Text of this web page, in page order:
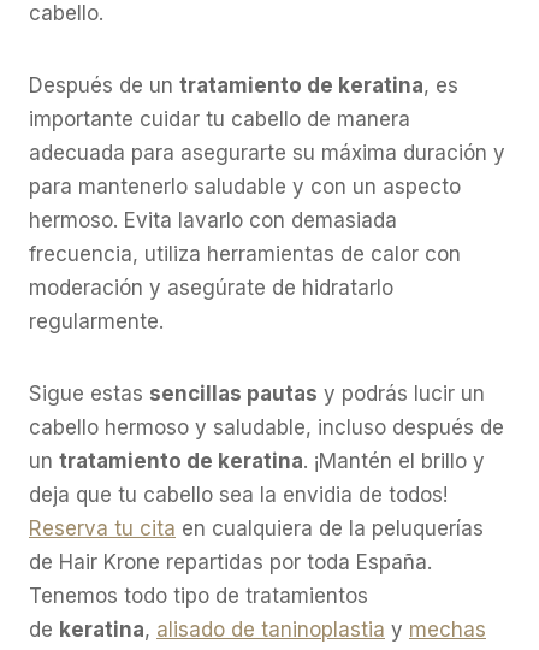
cabello.
Después de un tratamiento de keratina, es
importante cuidar tu cabello de manera
adecuada para asegurarte su máxima duración y
para mantenerlo saludable y con un aspecto
hermoso. Evita lavarlo con demasiada
frecuencia, utiliza herramientas de calor con
moderación y asegúrate de hidratarlo
regularmente.
Sigue estas sencillas pautas y podrás lucir un
cabello hermoso y saludable, incluso después de
un tratamiento de keratina. ¡Mantén el brillo y
deja que tu cabello sea la envidia de todos!
Reserva tu cita en cualquiera de la peluquerías
de Hair Krone repartidas por toda España.
Tenemos todo tipo de tratamientos
de keratina, alisado de taninoplastia y mechas